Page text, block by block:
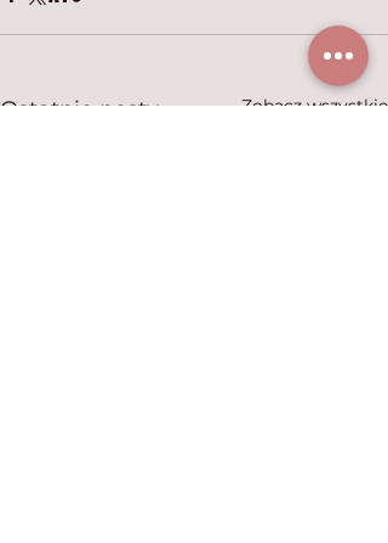
Ostatnie posty Zobacz wszystkie